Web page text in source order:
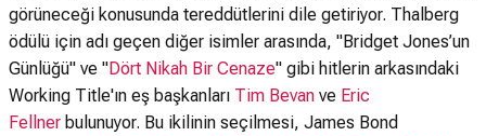
görüneceği konusunda tereddütlerini dile getiriyor. Thalberg
ödülü için adı geçen diğer isimler arasında, "Bridget Jones’un
Günlüğü" ve "Dört Nikah Bir Cenaze" gibi hitlerin arkasındaki
Working Title'ın eş başkanları Tim Bevan ve Eric
Fellner bulunuyor. Bu ikilinin seçilmesi, James Bond